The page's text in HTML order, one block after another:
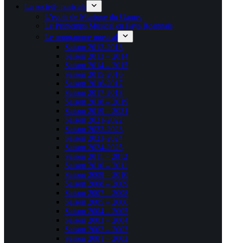
La société musicale
L’école de Musique du Gamec
Le Printemps Musical en Pays Roannais
Le programme musical
Saison 2012-2013
Saison 2013 – 2014
Saison 2014 – 2015
Saison 2015-2016
Saison 2016-2017
Saison 2017-2018
Saison 2018 – 2019
Saison 2019 – 2021
Saison 2021-2022
Saison 2022-2023
Saison 2023-2024
Saison 2024-2025
Saison 2011 – 2012
Saison 2010 – 2011
Saison 2009 – 2010
Saison 2008 – 2009
Saison 2007 – 2008
Saison 2005 – 2006
Saison 2004 – 2005
Saison 2003 – 2004
Saison 2002 – 2003
Saison 2001 – 2002